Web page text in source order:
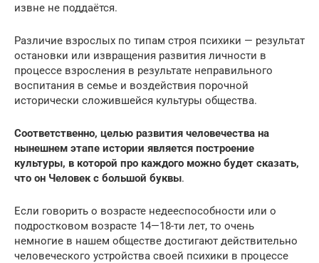
извне не поддаётся.
Различие взрослых по типам строя психики — результат
остановки или извращения развития личности в
процессе взросления в результате неправильного
воспитания в семье и воздействия порочной
исторически сложившейся культуры общества.
Соответственно, целью развития человечества на
нынешнем этапе истории является построение
культуры, в которой про каждого можно будет сказать,
что он Человек с большой буквы.
Если говорить о возрасте недееспособности или о
подростковом возрасте 14—18-ти лет, то очень
немногие в нашем обществе достигают действительно
человеческого устройства своей психики в процессе